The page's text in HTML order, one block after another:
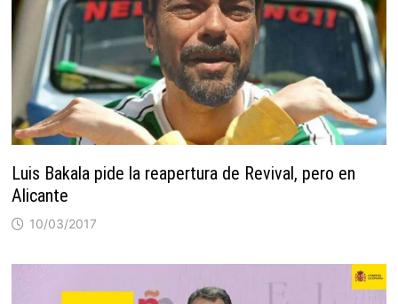
Luis Bakala pide la reapertura de Revival, pero en
Alicante
10/03/2017